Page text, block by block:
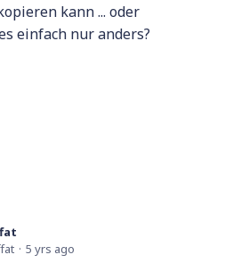
kann ... oder
einfach nur anders?
5 yrs ago